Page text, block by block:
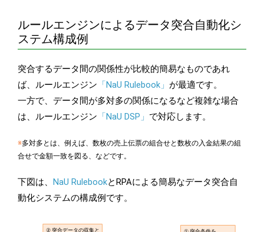
ルールエンジンによるデータ突合自動化シ
ステム構成例
突合するデータ間の関係性が比較的簡易なものであれ
ば、ルールエンジン 「NaU Rulebook」 が最適です。
一方で、データ間が多対多の関係になるなど複雑な場合
は、ルールエンジン 「NaU DSP」 で対応します。
※多対多とは、例えば、数枚の売上伝票の組合せと数枚の入金結果の組
合せで金額一致を図る、などです。
下図は、 NaU RulebookとRPAによる簡易なデータ突合自
動化システムの構成例です。